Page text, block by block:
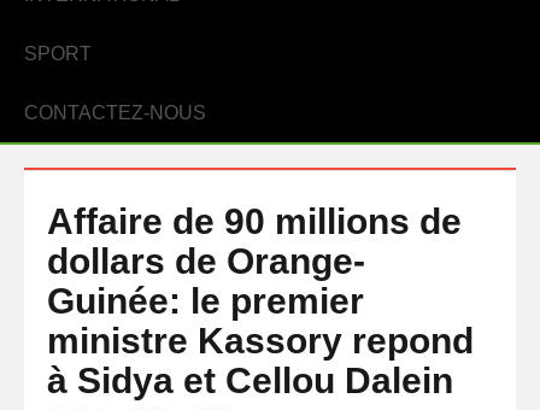
SPORT
CONTACTEZ-NOUS
Affaire de 90 millions de
dollars de Orange-
Guinée: le premier
ministre Kassory repond
à Sidya et Cellou Dalein